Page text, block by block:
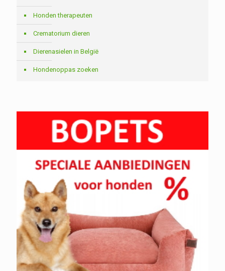
Honden therapeuten
Crematorium dieren
Dierenasielen in België
Hondenoppas zoeken